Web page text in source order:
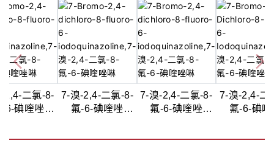
2,4-二氯-8-
-6-碘喹唑
7-溴-2,4-二氯-8-
氟-6-碘喹唑
7-溴-2,4-二氯-8-
氟-6-碘喹唑
7-溴-2,4-二
氟-6-碘喹